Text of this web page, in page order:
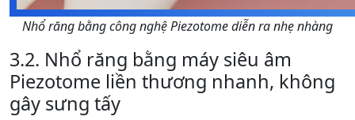
Nhổ răng bằng công nghệ Piezotome diễn ra nhẹ nhàng
3.2. Nhổ răng bằng máy siêu âm
Piezotome liền thương nhanh, không
gây sưng tấy